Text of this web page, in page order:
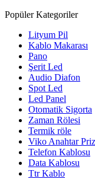
Popüler Kategoriler
Lityum Pil
Kablo Makarası
Pano
Şerit Led
Audio Diafon
Spot Led
Led Panel
Otomatik Sigorta
Zaman Rölesi
Termik röle
Viko Anahtar Priz
Telefon Kablosu
Data Kablosu
Ttr Kablo